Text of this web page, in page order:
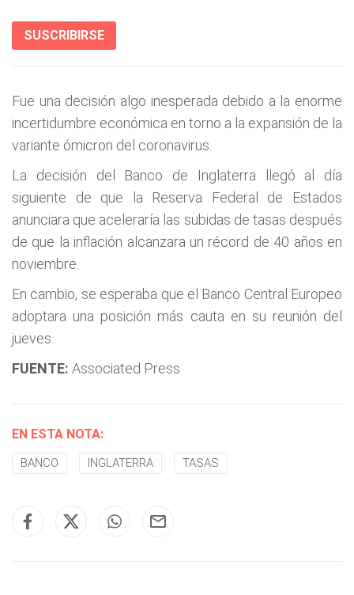
SUSCRIBIRSE
Fue una decisión algo inesperada debido a la enorme
incertidumbre económica en torno a la expansión de la
variante ómicron del coronavirus.
La decisión del Banco de Inglaterra llegó al día
siguiente de que la Reserva Federal de Estados
anunciara que aceleraría las subidas de tasas después
de que la inflación alcanzara un récord de 40 años en
noviembre.
En cambio, se esperaba que el Banco Central Europeo
adoptara una posición más cauta en su reunión del
jueves.
FUENTE: Associated Press
EN ESTA NOTA:
BANCO INGLATERRA TASAS